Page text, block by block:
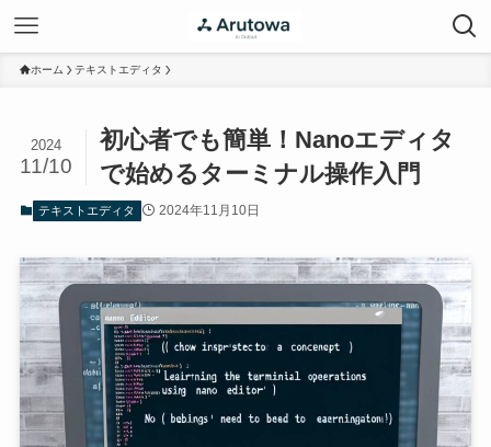
ホーム テキストエディタ
初心者でも簡単！Nanoエディタ
で始めるターミナル操作入門
2024
11/10
テキストエディタ 2024年11月10日